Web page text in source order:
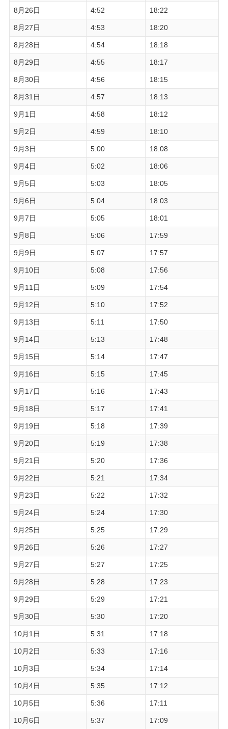
8月26日 4:52 18:22
8月27日 4:53 18:20
8月28日 4:54 18:18
8月29日 4:55 18:17
8月30日 4:56 18:15
8月31日 4:57 18:13
9月1日 4:58 18:12
9月2日 4:59 18:10
9月3日 5:00 18:08
9月4日 5:02 18:06
9月5日 5:03 18:05
9月6日 5:04 18:03
9月7日 5:05 18:01
9月8日 5:06 17:59
9月9日 5:07 17:57
9月10日 5:08 17:56
9月11日 5:09 17:54
9月12日 5:10 17:52
9月13日 5:11 17:50
9月14日 5:13 17:48
9月15日 5:14 17:47
9月16日 5:15 17:45
9月17日 5:16 17:43
9月18日 5:17 17:41
9月19日 5:18 17:39
9月20日 5:19 17:38
9月21日 5:20 17:36
9月22日 5:21 17:34
9月23日 5:22 17:32
9月24日 5:24 17:30
9月25日 5:25 17:29
9月26日 5:26 17:27
9月27日 5:27 17:25
9月28日 5:28 17:23
9月29日 5:29 17:21
9月30日 5:30 17:20
10月1日 5:31 17:18
10月2日 5:33 17:16
10月3日 5:34 17:14
10月4日 5:35 17:12
10月5日 5:36 17:11
10月6日 5:37 17:09